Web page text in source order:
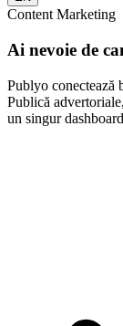
Content Marketing
Ai nevoie de
Publyo conectează
Publică
un singur